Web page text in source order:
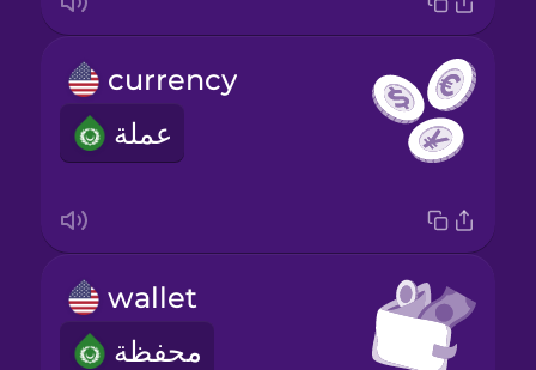
currency
عملة
wallet
محفظة